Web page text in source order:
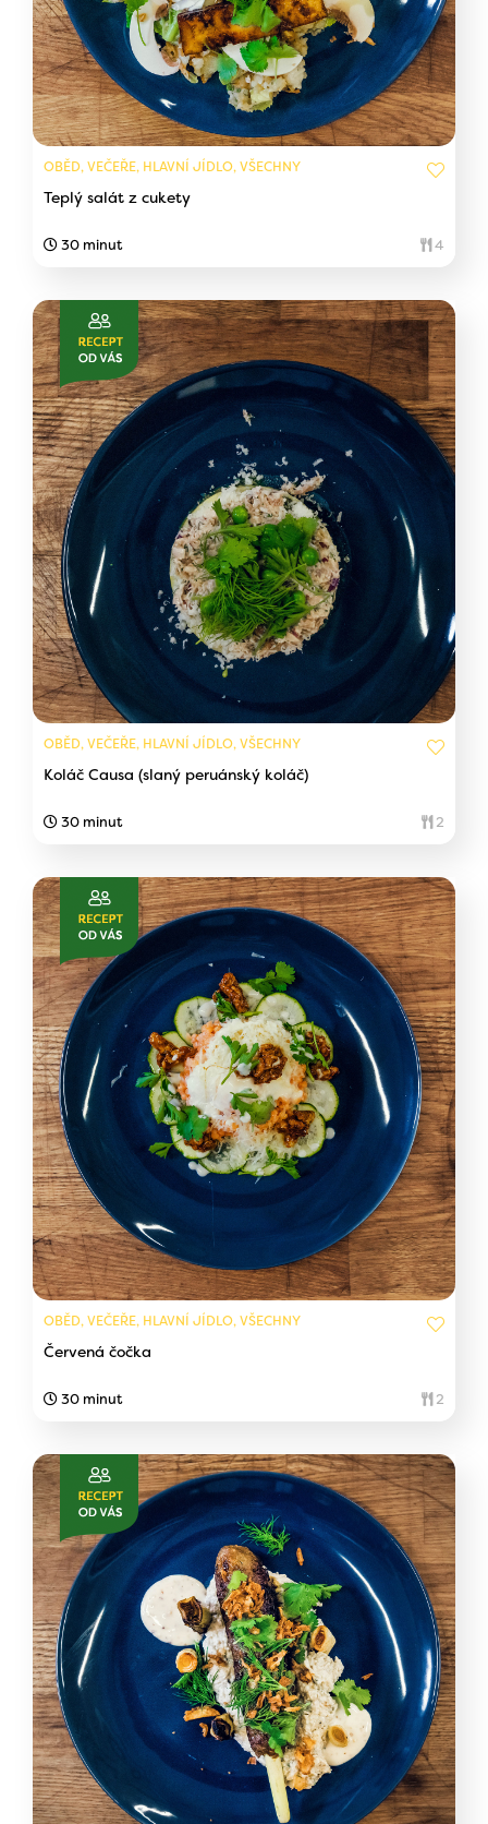
OBĚD, VEČEŘE, HLAVNÍ JÍDLO, VŠECHNY
Teplý salát z cukety
30 minut 4
OBĚD, VEČEŘE, HLAVNÍ JÍDLO, VŠECHNY
Koláč Causa (slaný peruánský koláč)
30 minut 2
OBĚD, VEČEŘE, HLAVNÍ JÍDLO, VŠECHNY
Červená čočka
30 minut 2